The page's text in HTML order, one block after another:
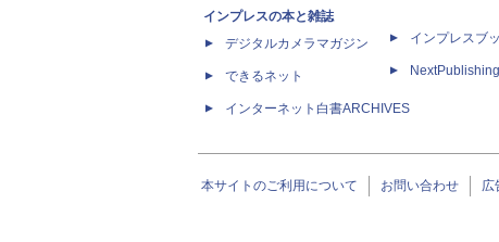
インプレスの本と雑誌
デジタルカメラマガジン
できるネット
インターネット白書ARCHIVES
インプレスブ
NextPublishing
本サイトのご利用について お問い合わせ 広